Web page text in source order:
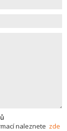
naleznete zde